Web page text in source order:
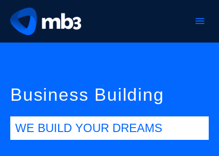
Business Building
WE BUILD YOUR DREAMS